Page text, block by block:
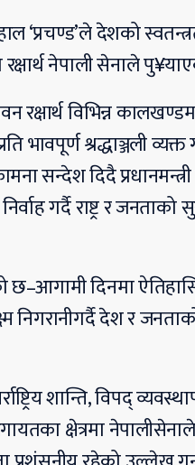
‘प्रचण्ड’ले देशको
नेपाली सेनाले
रक्षार्थ विभिन्न
भावपूर्ण श्रद्धाञ्जली
सन्देश दिदै
गर्दै राष्ट्र र
छ–आगामी दिनमा
निगरानीगर्दै देश र
शान्ति, विपद्
क्षेत्रमा